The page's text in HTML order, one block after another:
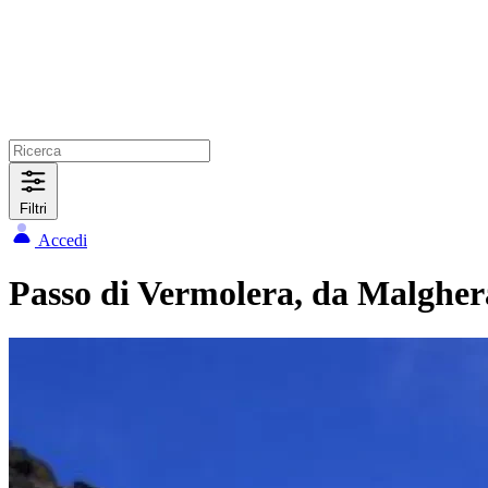
Filtri
Accedi
Passo di Vermolera, da